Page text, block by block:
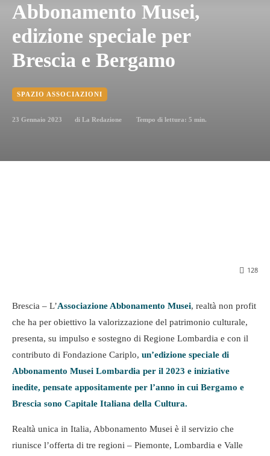
Abbonamento Musei,
edizione speciale per
Brescia e Bergamo
SPAZIO ASSOCIAZIONI
23 Gennaio 2023 di La Redazione Tempo di lettura: 5 min.
128
Brescia – L’Associazione Abbonamento Musei, realtà non profit
che ha per obiettivo la valorizzazione del patrimonio culturale,
presenta, su impulso e sostegno di Regione Lombardia e con il
contributo di Fondazione Cariplo, un’edizione speciale di
Abbonamento Musei Lombardia per il 2023 e iniziative
inedite, pensate appositamente per l’anno in cui Bergamo e
Brescia sono Capitale Italiana della Cultura.
Realtà unica in Italia, Abbonamento Musei è il servizio che
riunisce l’offerta di tre regioni – Piemonte, Lombardia e Valle